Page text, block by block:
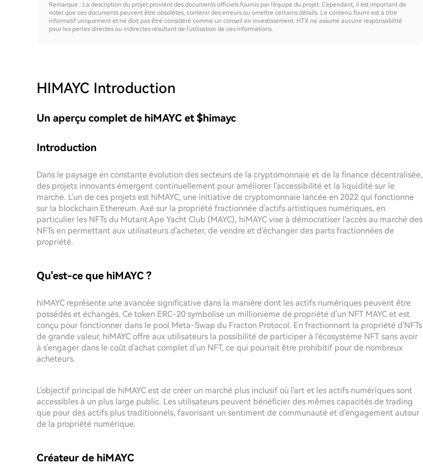
Remarque : La description du projet provient des documents officiels fournis par l'équipe du projet. Cependant, il est important de
noter que ces documents peuvent être obsolètes, contenir des erreurs ou omettre certains détails. Le contenu fourni est à titre
informatif uniquement et ne doit pas être considéré comme un conseil en investissement. HTX ne assume aucune responsabilité
pour les pertes directes ou indirectes résultant de l'utilisation de ces informations.
HIMAYC Introduction
Un aperçu complet de hiMAYC et $himayc
Introduction
Dans le paysage en constante évolution des secteurs de la cryptomonnaie et de la finance décentralisée,
des projets innovants émergent continuellement pour améliorer l'accessibilité et la liquidité sur le
marché. L'un de ces projets est hiMAYC, une initiative de cryptomonnaie lancée en 2022 qui fonctionne
sur la blockchain Ethereum. Axé sur la propriété fractionnée d'actifs artistiques numériques, en
particulier les NFTs du Mutant Ape Yacht Club (MAYC), hiMAYC vise à démocratiser l'accès au marché des
NFTs en permettant aux utilisateurs d'acheter, de vendre et d'échanger des parts fractionnées de
propriété.
Qu'est-ce que hiMAYC ?
hiMAYC représente une avancée significative dans la manière dont les actifs numériques peuvent être
possédés et échangés. Ce token ERC-20 symbolise un millionième de propriété d'un NFT MAYC et est
conçu pour fonctionner dans le pool Meta-Swap du Fracton Protocol. En fractionnant la propriété d'NFTs
de grande valeur, hiMAYC offre aux utilisateurs la possibilité de participer à l'écosystème NFT sans avoir
à s'engager dans le coût d'achat complet d'un NFT, ce qui pourrait être prohibitif pour de nombreux
acheteurs.
L'objectif principal de hiMAYC est de créer un marché plus inclusif où l'art et les actifs numériques sont
accessibles à un plus large public. Les utilisateurs peuvent bénéficier des mêmes capacités de trading
que pour des actifs plus traditionnels, favorisant un sentiment de communauté et d'engagement autour
de la propriété numérique.
Créateur de hiMAYC